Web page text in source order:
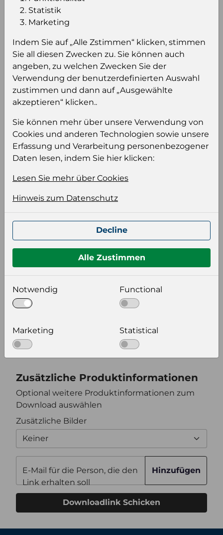
Einloggen um den Preis zu
sehen
Sie müssen eingeloggt sein, um Preise zu
sehen und/oder dieses Produkt zu kaufen.
Einloggen Anmeldung für B2B Konto
Produktinformation
Ihre Produktdatei aus
Sprache
Format auswählen
Bildeinstellungen
Bildauflösung
Zusätzliche Produktinformationen
Optional weitere Produktinformationen zum
Download auswählen
Zusätzliche Bilder
Keiner
E-Mail für die Person, die den
Link erhalten soll
Hinzufügen
Downloadlink Schicken
Statistik
Marketing
Indem Sie auf „Alle Zstimmen“ klicken, stimmen
Sie all diesen Zwecken zu. Sie können auch
angeben, zu welchen Zwecken Sie der
Verwendung der benutzerdefinierten Auswahl
zustimmen und dann auf „Ausgewählte
akzeptieren“ klicken..
Sie können mehr über unsere Verwendung von
Cookies und anderen Technologien sowie unsere
Erfassung und Verarbeitung personenbezogener
Daten lesen, indem Sie hier klicken:
Lesen Sie mehr über Cookies
Hinweis zum Datenschutz
Decline
Alle Zustimmen
Notwendig Functional
Marketing Statistical